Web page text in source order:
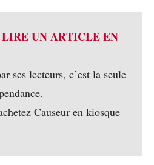
UN ARTICLE EN
ses lecteurs, c’est la seule
Causeur en kiosque